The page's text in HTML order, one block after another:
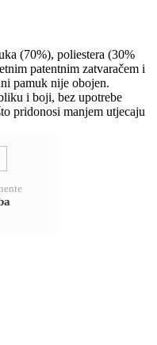
(70%), poliestera (30%
patentnim zatvaračem i
pamuk nije obojen.
i boji, bez upotrebe
pridonosi manjem utjecaju